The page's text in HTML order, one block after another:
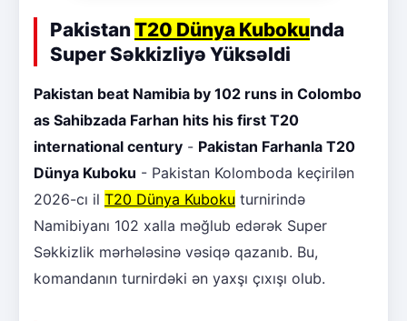
Pakistan T20 Dünya Kubokunda
Super Səkkizliyə Yüksəldi
Pakistan beat Namibia by 102 runs in Colombo
as Sahibzada Farhan hits his first T20
international century - Pakistan Farhanla T20
Dünya Kuboku - Pakistan Kolomboda keçirilən
2026-cı il T20 Dünya Kuboku turnirində
Namibiyanı 102 xalla məğlub edərək Super
Səkkizlik mərhələsinə vəsiqə qazanıb. Bu,
komandanın turnirdəki ən yaxşı çıxışı olub.